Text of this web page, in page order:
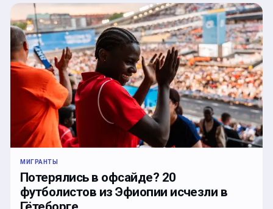
МИГРАНТЫ
Потерялись в офсайде? 20
футболистов из Эфиопии исчезли в